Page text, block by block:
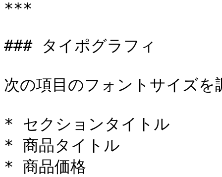
***
### タイポグラフィ
次の項目のフォントサイズを
* セクションタイトル
* 商品タイトル
* 商品価格